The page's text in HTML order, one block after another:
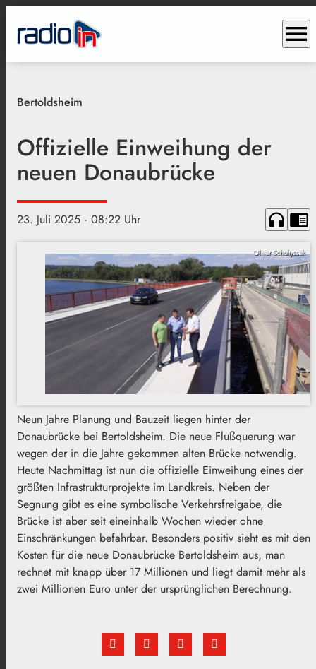
menu
Bertoldsheim
Offizielle Einweihung der
neuen Donaubrücke
23. Juli 2025 · 08:22 Uhr headphones chrome_reader_mode
Oliver Scholtyssek
Neun Jahre Planung und Bauzeit liegen hinter der
Donaubrücke bei Bertoldsheim. Die neue Flußquerung war
wegen der in die Jahre gekommen alten Brücke notwendig.
Heute Nachmittag ist nun die offizielle Einweihung eines der
größten Infrastrukturprojekte im Landkreis. Neben der
Segnung gibt es eine symbolische Verkehrsfreigabe, die
Brücke ist aber seit eineinhalb Wochen wieder ohne
Einschränkungen befahrbar. Besonders positiv sieht es mit den
Kosten für die neue Donaubrücke Bertoldsheim aus, man
rechnet mit knapp über 17 Millionen und liegt damit mehr als
zwei Millionen Euro unter der ursprünglichen Berechnung.